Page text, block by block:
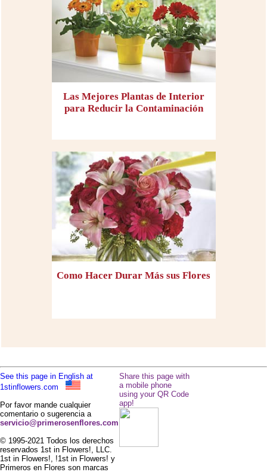
Las Mejores Plantas de Interior
para Reducir la Contaminación
Como Hacer Durar Más sus Flores
See this page in English at
1stinflowers.com
Por favor mande cualquier
comentario o sugerencia a
servicio@primerosenflores.com
© 1995-2021 Todos los derechos
reservados 1st in Flowers!, LLC.
1st in Flowers!, !1st in Flowers! y
Primeros en Flores son marcas
Share this page with
a mobile phone
using your QR Code
app!